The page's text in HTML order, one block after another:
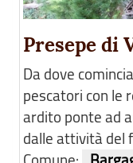
Presepe di
Da dove
pescatori con le
ardito ponte ad
dalle attività del